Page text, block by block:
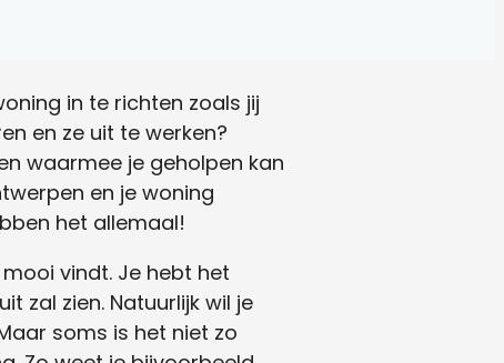
in te richten zoals jij
en ze uit te werken?
waarmee je geholpen kan
en je woning
het allemaal!
vindt. Je hebt het
zal zien. Natuurlijk wil je
soms is het niet zo